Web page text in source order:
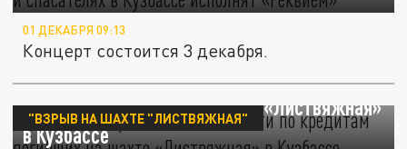
01 ДЕКАБРЯ 09:13
Концерт состоится 3 декабря.
Банк аннулировал задолженности по
кредитам погибших на шахте «Листвяжная»
в Кузбассе
"ВЗРЫВ НА ШАХТЕ "ЛИСТВЯЖНАЯ"